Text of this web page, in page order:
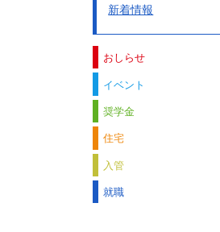
新着情報
おしらせ
イベント
奨学金
住宅
入管
就職